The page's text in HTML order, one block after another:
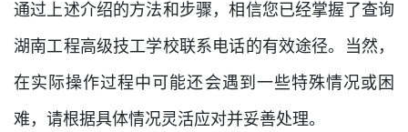
通过上述介绍的方法和步骤，相信您已经掌握了查询
湖南工程高级技工学校联系电话的有效途径。当然，
在实际操作过程中可能还会遇到一些特殊情况或困
难，请根据具体情况灵活应对并妥善处理。